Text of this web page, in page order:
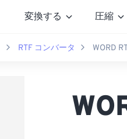
変換する 圧縮
RTF コンバータ WORD